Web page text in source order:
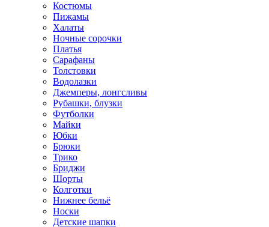
Костюмы
Пижамы
Халаты
Ночные сорочки
Платья
Сарафаны
Толстовки
Водолазки
Джемперы, лонгсливы
Рубашки, блузки
Футболки
Майки
Юбки
Брюки
Трико
Бриджи
Шорты
Колготки
Нижнее бельё
Носки
Детские шапки